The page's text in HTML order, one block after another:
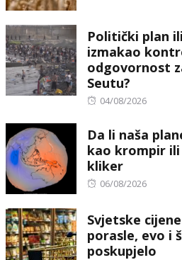
Politički plan
izmakao
odgovornost
Seutu?
Posted
04/08/2026
Da li naša
kao krompir
kliker
Posted
06/08/2026
Svjetske
porasle, evo i
poskupjelo